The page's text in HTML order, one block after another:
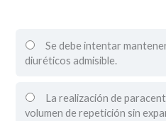
Se debe intentar
diuréticos admisible.
La realización de
volumen de repetición sin